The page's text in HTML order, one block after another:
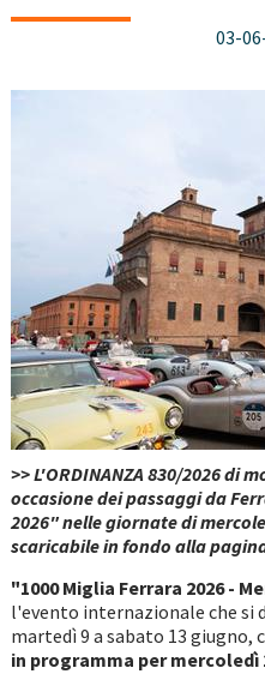
03-
>> L'ORDINANZA 830/2026 di
occasione dei passaggi da
2026" nelle giornate di
scaricabile in fondo alla
"1000 Miglia Ferrara 2026 -
l'evento internazionale che si
martedì 9 a sabato 13 giugno,
in programma per mercoledì